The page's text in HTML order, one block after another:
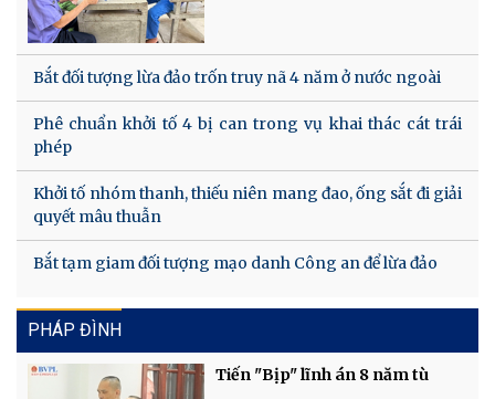
Bắt đối tượng lừa đảo trốn truy nã 4 năm ở nước ngoài
Phê chuẩn khởi tố 4 bị can trong vụ khai thác cát trái
phép
Khởi tố nhóm thanh, thiếu niên mang đao, ống sắt đi giải
quyết mâu thuẫn
Bắt tạm giam đối tượng mạo danh Công an để lừa đảo
PHÁP ĐÌNH
Tiến "Bịp" lĩnh án 8 năm tù